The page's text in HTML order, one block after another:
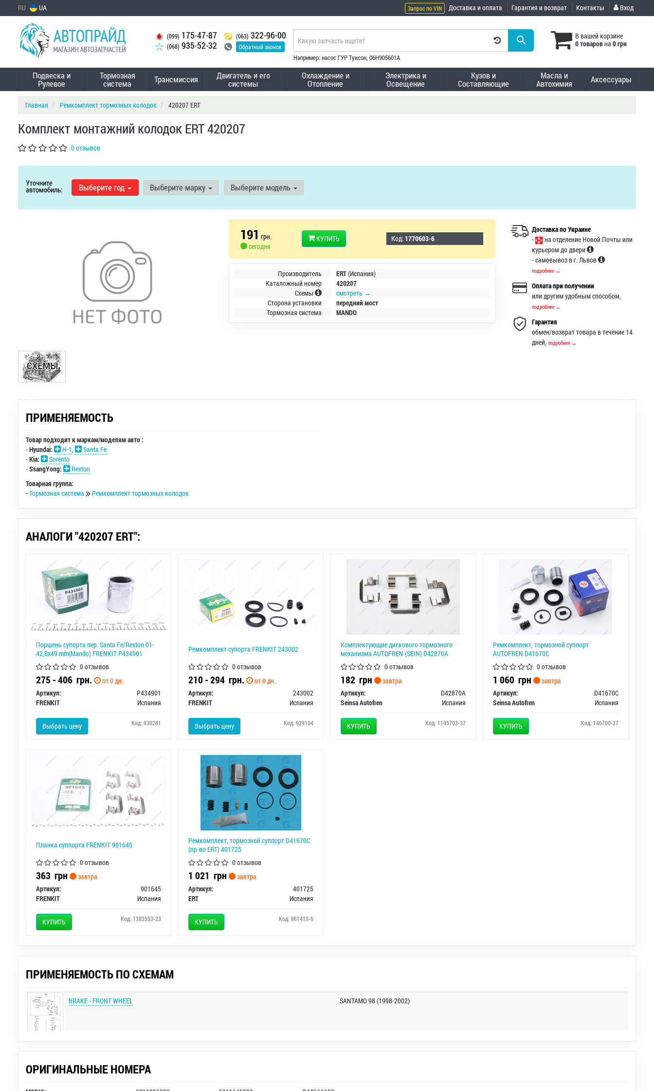
RU UA Запрос по VIN Доставка и оплата Гарантия и возврат Контакты Вход
(099) 175-47-87
(068) 935-52-32
(063) 322-96-00
Обратный звонок
В вашей корзине
0 товаровна 0 грн
Например: насос ГУР Туксон, 06H905601A
Подвеска и
Рулевое
Тормозная
система Трансмиссия Двигатель и его
системы
Охлаждение и
Отопление
Электрика и
Освещение
Кузов и
Составляющие
Масла и
Автохимия Аксессуары
Главная Ремкомплект тормозных колодок 420207 ERT
Комплект монтажний колодок ERT 420207
0 отзывов
Уточните
автомобиль: Выберите год Выберите марку Выберите модель
191 грн.
сегодня
КУПИТЬ Код: 1770603-6
Производитель ERT(Испания)
Каталожный номер
420207
Схемы
смотреть →
Сторона установки
передний мост
Тормозная система
MANDO
Доставка по Украине
-
на отделение Новой Почты или
курьером до двери
- самовывоз в г. Львов
подробнее →
Оплата при получении
или другим удобным способом,
подробнее →
Гарантия
обмен/возврат товара в течение 14
дней,подробнее →
ПРИМЕНЯЕМОСТЬ
Товар подходит к маркам/моделям авто :
-Hyundai: H-1
Santa Fe
-Kia:
Sorento
-SsangYong:
Rexton
Товарная группа:
-Тормозная система Ремкомплект тормозных колодок
АНАЛОГИ "420207 ERT":
Поршень супорта пер. Santa Fe/Rexton 01-
42,8х49 mm(Mando) FRENKIT P434901
0 отзывов
275 - 406 грн.
от 0 дн.
Артикул:
P434901
FRENKIT
Испания
Выбрать цену Код: 930281
Ремкомплект супорта FRENKIT 243002
0 отзывов
210 - 294 грн.
от 0 дн.
Артикул:
243002
FRENKIT
Испания
Выбрать цену Код: 929104
Комплектующие дискового тормозного
механизма AUTOFREN (SEIN) D42870A
0 отзывов
182 грн
завтра
Артикул:
D42870A
Seinsa Autofren
Испания
КУПИТЬ Код: 1195703-37
Ремкомплект, тормозной суппорт
AUTOFREN D41670C
0 отзывов
1 060грн
завтра
Артикул:
D41670C
Seinsa Autofren
Испания
КУПИТЬ Код: 146700-37
Планка суппорта FRENKIT 901645
0 отзывов
363 грн
завтра
Артикул:
901645
FRENKIT
Испания
КУПИТЬ Код: 1383553-23
Ремкомплект, тормозной суппорт D41670C
(пр-во ERT) 401725
0 отзывов
1 021 грн
завтра
Артикул:
401725
ERT
Испания
КУПИТЬ Код: 861413-6
ПРИМЕНЯЕМОСТЬ ПО СХЕМАМ
BRAKE - FRONT WHEEL SANTAMO 98 (1998-2002)
ОРИГИНАЛЬНЫЕ НОМЕРА